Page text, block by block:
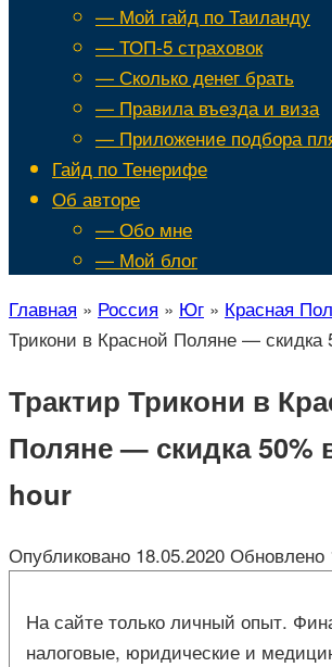
— Мой гайд по Таиланду
— ТОП-5 страховок
— Сколько денег брать
— Правила въезда и виза
— Приложение подбора
Гайд по Тенерифе
Об авторе
— Обо мне
— Мой блог
Главная » Россия » Юг » Красная
Трикони в Красной Поляне — скидка
Трактир Трикони в
Поляне — скидка 50%
hour
Опубликовано 18.05.2020 Обновлено
На сайте только личный опыт.
налоговые, юридические и